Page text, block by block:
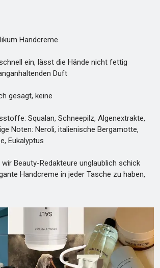
Handcreme
ein, lässt die Hände nicht fettig
Duft
gesagt, keine
Squalan, Schneepilz, Algenextrakte,
Noten: Neroli, italienische Bergamotte,
Eukalyptus
Beauty-Redakteure unglaublich schick
Handcreme in jeder Tasche zu haben,